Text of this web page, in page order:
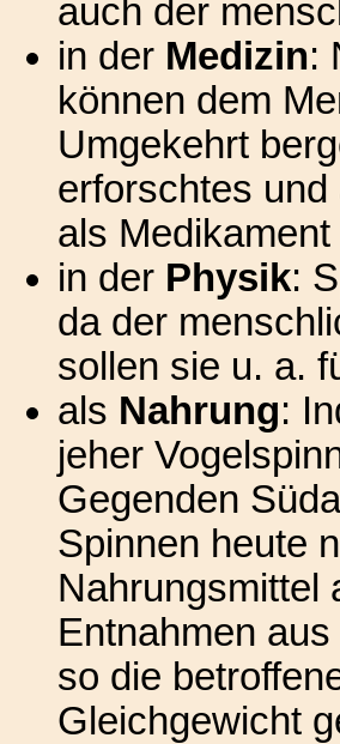
auch der
in der Medizin:
können dem
Umgekehrt
erforschtes
als
in der Physik:
da der
sollen sie u. a.
als Nahrung:
jeher
Gegenden
Spinnen heute
Nahrungsmittel
Entnahmen
so die
Gleichgewicht